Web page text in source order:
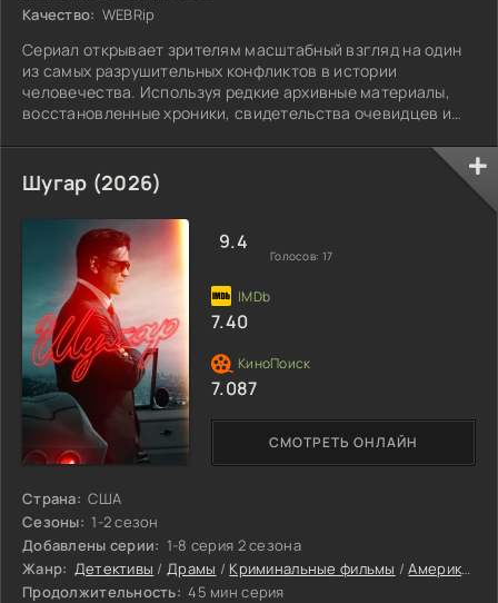
Качество: WEBRip
Сериал открывает зрителям масштабный взгляд на один
из самых разрушительных конфликтов в истории
человечества. Используя редкие архивные материалы,
восстановленные хроники, свидетельства очевидцев и
Шугар (2026)
Страна: США
Сезоны: 1-2 сезон
Добавлены серии: 1-8 серия 2 сезона
Жанр: Детективы /Драмы / Криминальные фильмы /Американские сериалы
Продолжительность: 45 мин серия
СМОТРЕТЬ ОНЛАЙН
9.4
Голосов: 17
7.40
7.087